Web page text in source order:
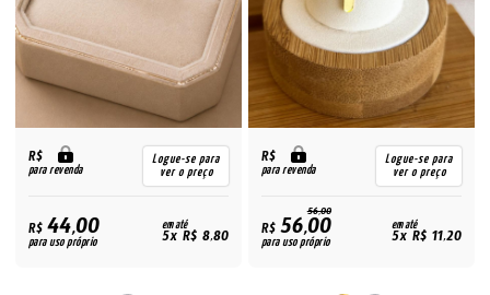
R$
para revenda
Logue-se para
ver o preço
R$44,00
para uso próprio
em até
5x R$ 8,80
R$
para revenda
Logue-se para
ver o preço
56,00
R$56,00
para uso próprio
em até
5x R$ 11,20